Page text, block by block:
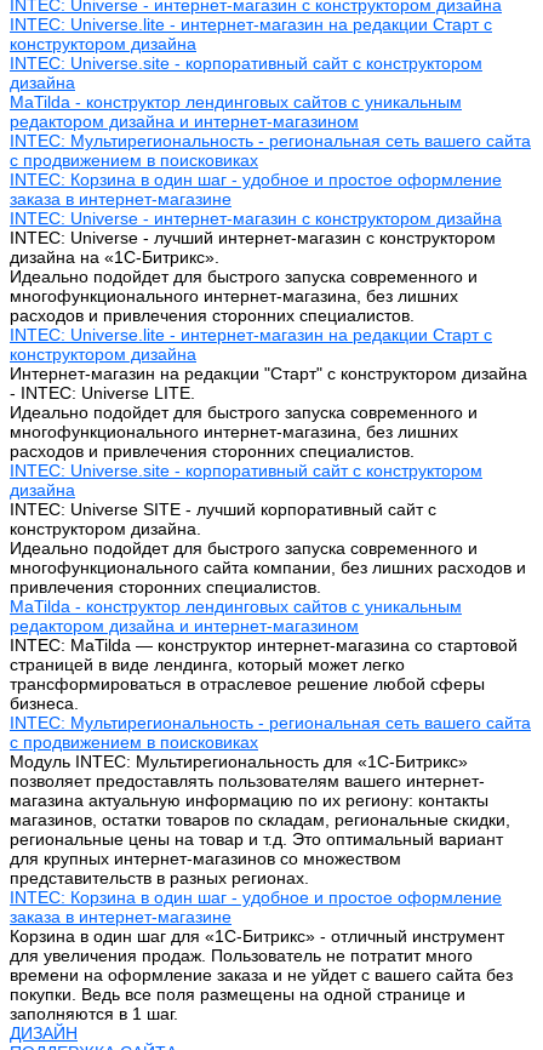
INTEC: Universe - интернет-магазин с конструктором дизайна
INTEC: Universe.lite - интернет-магазин на редакции Старт с
конструктором дизайна
INTEC: Universe.site - корпоративный сайт с конструктором
дизайна
MaTilda - конструктор лендинговых сайтов с уникальным
редактором дизайна и интернет-магазином
INTEC: Мультирегиональность - региональная сеть вашего сайта
с продвижением в поисковиках
INTEC: Корзина в один шаг - удобное и простое оформление
заказа в интернет-магазине
INTEC: Universe - интернет-магазин с конструктором дизайна
INTEC: Universe - лучший интернет-магазин с конструктором
дизайна на «1C-Битрикс».
Идеально подойдет для быстрого запуска современного и
многофункционального интернет-магазина, без лишних
расходов и привлечения сторонних специалистов.
INTEC: Universe.lite - интернет-магазин на редакции Старт с
конструктором дизайна
Интернет-магазин на редакции "Старт" с конструктором дизайна
- INTEC: Universe LITE.
Идеально подойдет для быстрого запуска современного и
многофункционального интернет-магазина, без лишних
расходов и привлечения сторонних специалистов.
INTEC: Universe.site - корпоративный сайт с конструктором
дизайна
INTEC: Universe SITE - лучший корпоративный сайт с
конструктором дизайна.
Идеально подойдет для быстрого запуска современного и
многофункционального сайта компании, без лишних расходов и
привлечения сторонних специалистов.
MaTilda - конструктор лендинговых сайтов с уникальным
редактором дизайна и интернет-магазином
INTEC: MaTilda — конструктор интернет-магазина со стартовой
страницей в виде лендинга, который может легко
трансформироваться в отраслевое решение любой сферы
бизнеса.
INTEC: Мультирегиональность - региональная сеть вашего сайта
с продвижением в поисковиках
Модуль INTEC: Мультирегиональность для «1С-Битрикс»
позволяет предоставлять пользователям вашего интернет-
магазина актуальную информацию по их региону: контакты
магазинов, остатки товаров по складам, региональные скидки,
региональные цены на товар и т.д. Это оптимальный вариант
для крупных интернет-магазинов со множеством
представительств в разных регионах.
INTEC: Корзина в один шаг - удобное и простое оформление
заказа в интернет-магазине
Корзина в один шаг для «1С-Битрикс» - отличный инструмент
для увеличения продаж. Пользователь не потратит много
времени на оформление заказа и не уйдет с вашего сайта без
покупки. Ведь все поля размещены на одной странице и
заполняются в 1 шаг.
ДИЗАЙН